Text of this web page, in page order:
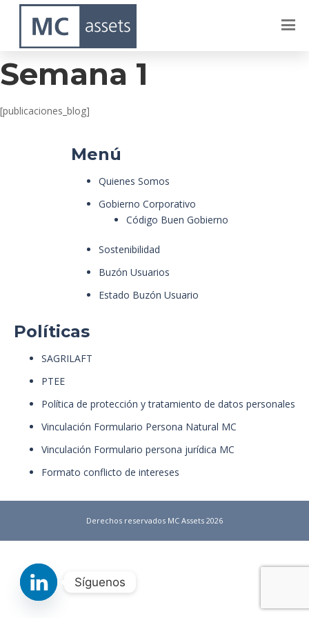
Tao – Abril –
Semana 1
[publicaciones_blog]
Menú
Quienes Somos
Gobierno Corporativo
Código Buen Gobierno
Sostenibilidad
Buzón Usuarios
Estado Buzón Usuario
Políticas
SAGRILAFT
PTEE
Política de protección y tratamiento de datos personales
Vinculación Formulario Persona Natural MC
Vinculación Formulario persona jurídica MC
Formato conflicto de intereses
Derechos reservados MC Assets 2026
Síguenos